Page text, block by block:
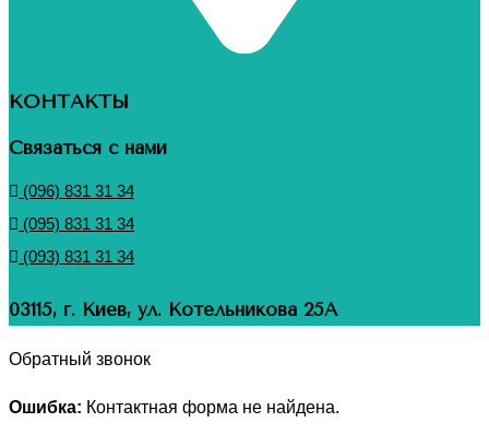
КОНТАКТЫ
Связаться с нами
(096) 831 31 34
(095) 831 31 34
(093) 831 31 34
03115, г. Киев, ул. Котельникова 25А
Обратный звонок
Ошибка: Контактная форма не найдена.